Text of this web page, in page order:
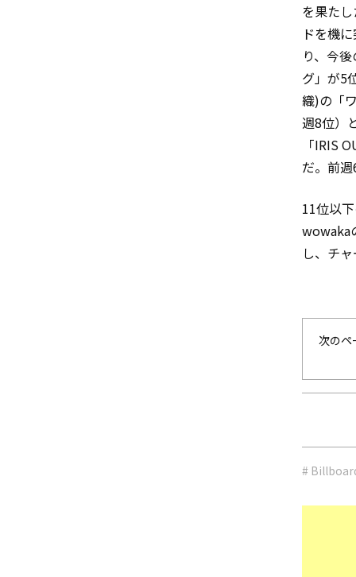
を果た
ドを機
り、今
グ」が5
織)の「
週8位）
「IRIS
だ。前
11位以
wowaka
し、チ
次のペ
#